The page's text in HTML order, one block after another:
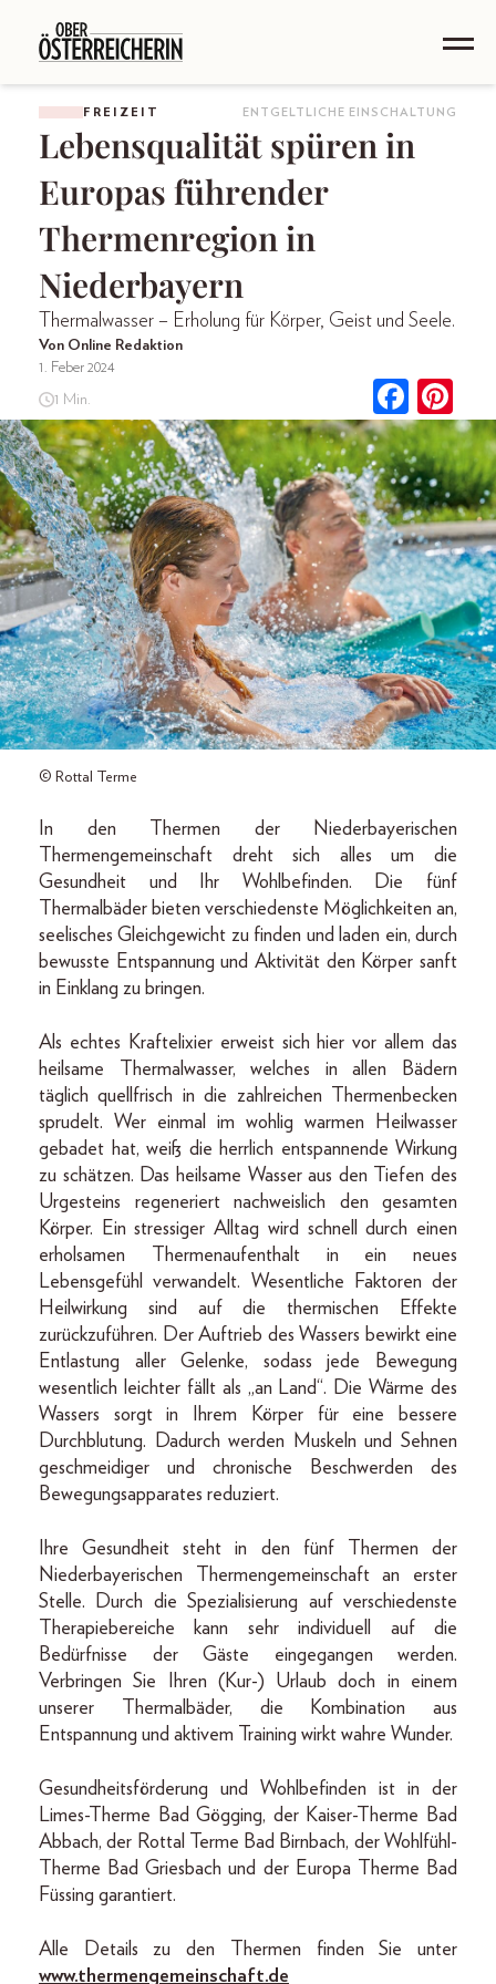
FREIZEIT ENTGELTLICHE EINSCHALTUNG
Lebensqualität spüren in
Europas führender
Thermenregion in
Niederbayern
Thermalwasser – Erholung für Körper, Geist und Seele.
Von Online Redaktion
1. Feber 2024
1 Min.
© Rottal Terme
In den Thermen der Niederbayerischen
Thermengemeinschaft dreht sich alles um die
Gesundheit und Ihr Wohlbefinden. Die fünf
Thermalbäder bieten verschiedenste Möglichkeiten an,
seelisches Gleichgewicht zu finden und laden ein, durch
bewusste Entspannung und Aktivität den Körper sanft
in Einklang zu bringen.
Als echtes Kraftelixier erweist sich hier vor allem das
heilsame Thermalwasser, welches in allen Bädern
täglich quellfrisch in die zahlreichen Thermenbecken
sprudelt. Wer einmal im wohlig warmen Heilwasser
gebadet hat, weiß die herrlich entspannende Wirkung
zu schätzen. Das heilsame Wasser aus den Tiefen des
Urgesteins regeneriert nachweislich den gesamten
Körper. Ein stressiger Alltag wird schnell durch einen
erholsamen Thermenaufenthalt in ein neues
Lebensgefühl verwandelt. Wesentliche Faktoren der
Heilwirkung sind auf die thermischen Effekte
zurückzuführen. Der Auftrieb des Wassers bewirkt eine
Entlastung aller Gelenke, sodass jede Bewegung
wesentlich leichter fällt als „an Land“. Die Wärme des
Wassers sorgt in Ihrem Körper für eine bessere
Durchblutung. Dadurch werden Muskeln und Sehnen
geschmeidiger und chronische Beschwerden des
Bewegungsapparates reduziert.
Ihre Gesundheit steht in den fünf Thermen der
Niederbayerischen Thermengemeinschaft an erster
Stelle. Durch die Spezialisierung auf verschiedenste
Therapiebereiche kann sehr individuell auf die
Bedürfnisse der Gäste eingegangen werden.
Verbringen Sie Ihren (Kur-) Urlaub doch in einem
unserer Thermalbäder, die Kombination aus
Entspannung und aktivem Training wirkt wahre Wunder.
Gesundheitsförderung und Wohlbefinden ist in der
Limes-Therme Bad Gögging, der Kaiser-Therme Bad
Abbach, der Rottal Terme Bad Birnbach, der Wohlfühl-
Therme Bad Griesbach und der Europa Therme Bad
Füssing garantiert.
Alle Details zu den Thermen finden Sie unter
www.thermengemeinschaft.de